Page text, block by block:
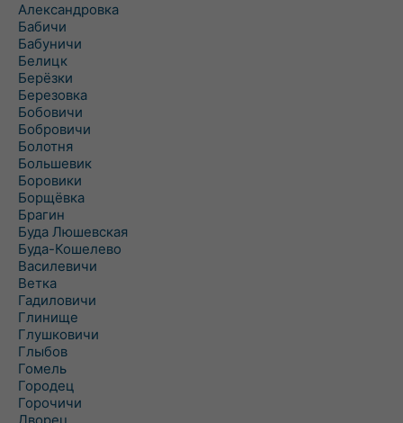
Александровка
Бабичи
Бабуничи
Белицк
Берёзки
Березовка
Бобовичи
Бобровичи
Болотня
Большевик
Боровики
Борщёвка
Брагин
Буда Люшевская
Буда-Кошелево
Василевичи
Ветка
Гадиловичи
Глинище
Глушковичи
Глыбов
Гомель
Городец
Горочичи